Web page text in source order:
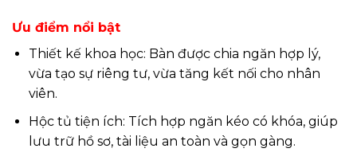
Ưu điểm nổi bật
Thiết kế khoa học: Bàn được chia ngăn hợp lý,
vừa tạo sự riêng tư, vừa tăng kết nối cho nhân
viên.
Hộc tủ tiện ích: Tích hợp ngăn kéo có khóa, giúp
lưu trữ hồ sơ, tài liệu an toàn và gọn gàng.